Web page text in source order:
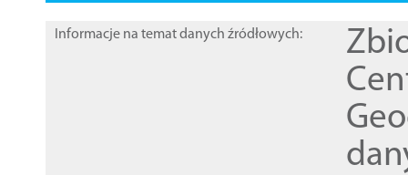
Informacje na temat danych źródłowych: